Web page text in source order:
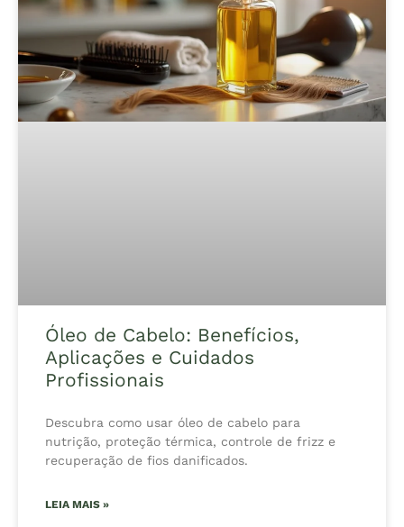
Óleo de Cabelo: Benefícios,
Aplicações e Cuidados
Profissionais
Descubra como usar óleo de cabelo para
nutrição, proteção térmica, controle de frizz e
recuperação de fios danificados.
LEIA MAIS »